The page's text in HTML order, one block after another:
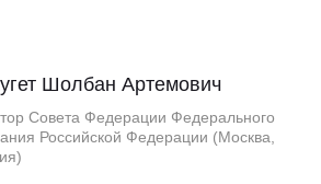
Шолбан Артемович
Совета Федерации Федерального
Российской Федерации (Москва,